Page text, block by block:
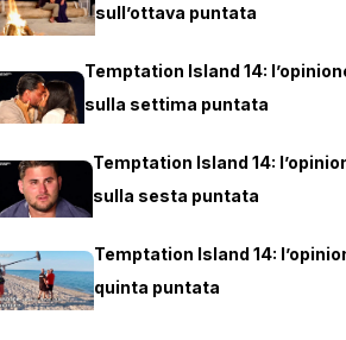
sull’ottava puntata
Temptation Island 14:
sulla settima puntata
Temptation Island 14:
sulla sesta puntata
Temptation Island 14:
quinta puntata